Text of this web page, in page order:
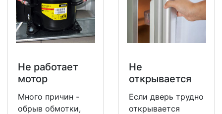
Не работает
мотор
Много причин -
обрыв обмотки,
Не
открывается
Если дверь трудно
открывается